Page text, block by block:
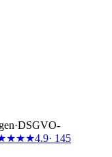
·DSGVO-
4.9· 145